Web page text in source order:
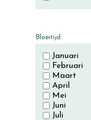
Bloeitijd:
Januari
Februari
Maart
April
Mei
Juni
Juli